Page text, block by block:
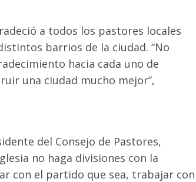
a todos los pastores locales
barrios de la ciudad. “No
hacia cada uno de
una ciudad mucho mejor”,
del Consejo de Pastores,
no haga divisiones con la
con el partido que sea, trabajar con